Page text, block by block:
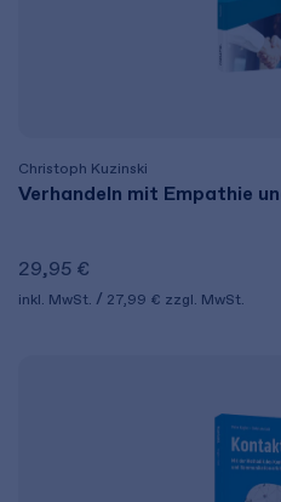
Christoph Kuzinski
Verhandeln mit Empathie
29,95 €
inkl. MwSt. 27,99 € zzgl. MwSt.